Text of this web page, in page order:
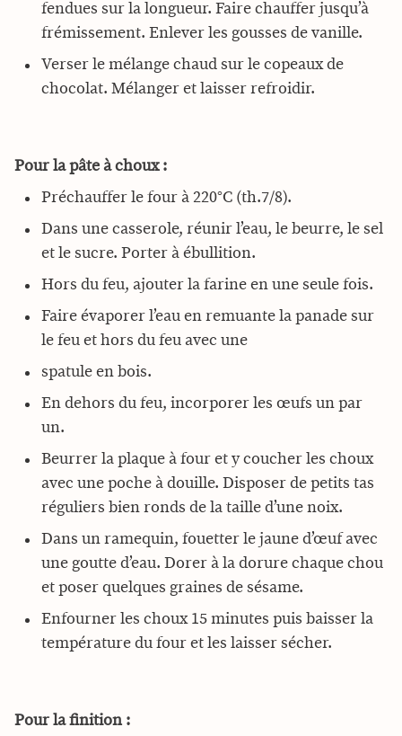
fendues sur la longueur. Faire chauffer jusqu’à
frémissement. Enlever les gousses de vanille.
Verser le mélange chaud sur le copeaux de
chocolat. Mélanger et laisser refroidir.
Pour la pâte à choux :
Préchauffer le four à 220°C (th.7/8).
Dans une casserole, réunir l’eau, le beurre, le sel
et le sucre. Porter à ébullition.
Hors du feu, ajouter la farine en une seule fois.
Faire évaporer l’eau en remuante la panade sur
le feu et hors du feu avec une
spatule en bois.
En dehors du feu, incorporer les œufs un par
un.
Beurrer la plaque à four et y coucher les choux
avec une poche à douille. Disposer de petits tas
réguliers bien ronds de la taille d’une noix.
Dans un ramequin, fouetter le jaune d’œuf avec
une goutte d’eau. Dorer à la dorure chaque chou
et poser quelques graines de sésame.
Enfourner les choux 15 minutes puis baisser la
température du four et les laisser sécher.
Pour la finition :